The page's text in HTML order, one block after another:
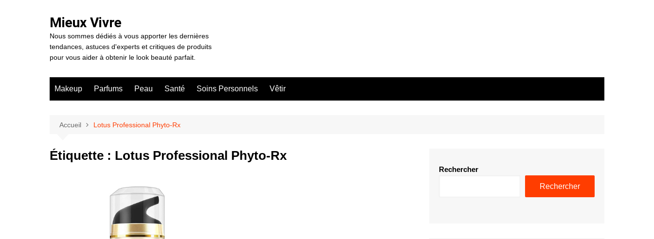
Mieux Vivre
Nous sommes dédiés à vous apporter les dernières
tendances, astuces d'experts et critiques de produits
pour vous aider à obtenir le look beauté parfait.
Makeup Parfums Peau Santé Soins Personnels Vêtir
Accueil Lotus Professional Phyto-Rx
Étiquette : Lotus Professional Phyto-Rx
Rechercher
Rechercher